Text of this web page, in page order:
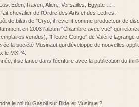
Eden, Raven, Alien,, Versailles, Egypte … .
fait chevalier de l'Ordre des Arts et des Lettres.
de bilan de "Cryo, il revient comme producteur de
en 2003 l'album "Chambre avec vue" qui
vendus), "Fleuve Congo" de Valérie lagrange
la société Musinaut qui développe de nouvelles
le MXP4.
il se lance dans l'écriture avec la publication du
le roi du Gasoil sur Bide et Musique ?